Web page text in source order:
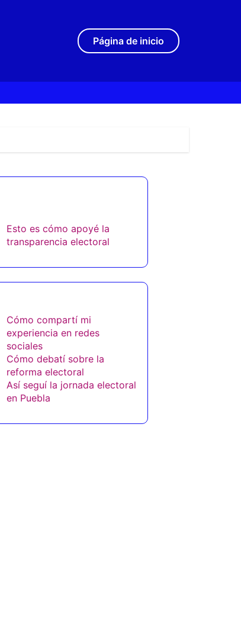
Página de inicio
Esto es cómo apoyé la
transparencia electoral
Cómo compartí mi
experiencia en redes
sociales
Cómo debatí sobre la
reforma electoral
Así seguí la jornada electoral
en Puebla